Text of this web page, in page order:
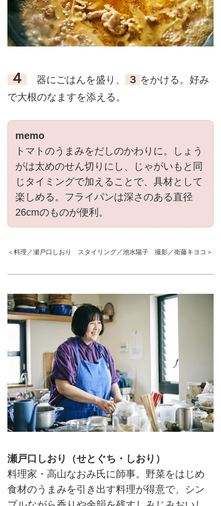
４ 器にごはんを盛り、 ３ をかける。好み
で大根のなますを添える。
memo
トマトのうまみをだしのかわりに。しょう
がは太めのせん切りにし、じゃがいもと同
じタイミングで加えることで、具材として
楽しめる。フライパンは深さのある直径
26cmのものが便利。
＜料理／瀬戸口しおり スタイリング／池水陽子 撮影／衛藤キヨコ＞
瀬戸口しおり（せとぐち・しおり）
料理家・高山なおみ氏に師事。野菜をはじめ
食材のうまみを引き出す料理が得意で、シン